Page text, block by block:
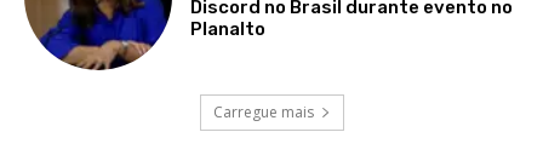
Discord no Brasil durante evento no
Planalto
Carregue mais